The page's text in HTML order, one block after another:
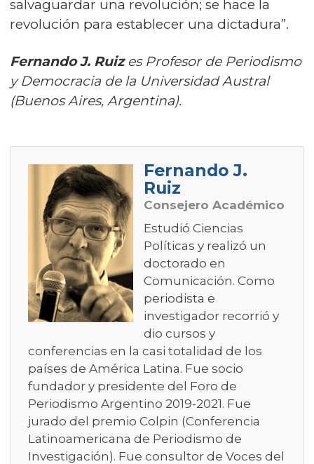
salvaguardar una revolución; se hace la
revolución para establecer una dictadura”.
Fernando J. Ruizes Profesor de Periodismo
y Democracia de la Universidad Austral
(Buenos Aires, Argentina).
Fernando J.
Ruiz
Consejero Académico
Estudió Ciencias
Políticas y realizó un
doctorado en
Comunicación. Como
periodista e
investigador recorrió y
dio cursos y
conferencias en la casi totalidad de los
países de América Latina. Fue socio
fundador y presidente del Foro de
Periodismo Argentino 2019-2021. Fue
jurado del premio Colpin (Conferencia
Latinoamericana de Periodismo de
Investigación). Fue consultor de Voces del